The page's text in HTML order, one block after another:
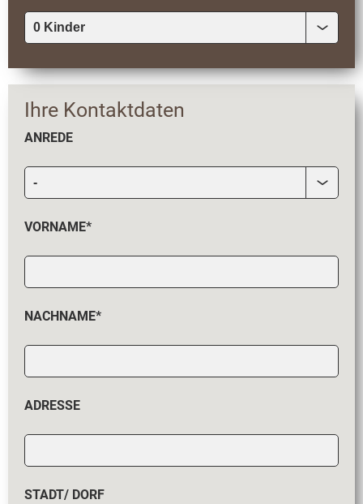
Ihre Kontaktdaten
ANREDE
VORNAME*
NACHNAME*
ADRESSE
STADT/ DORF